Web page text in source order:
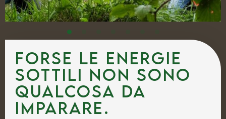
FORSE LE ENERGIE
SOTTILI NON SONO
QUALCOSA DA
IMPARARE.